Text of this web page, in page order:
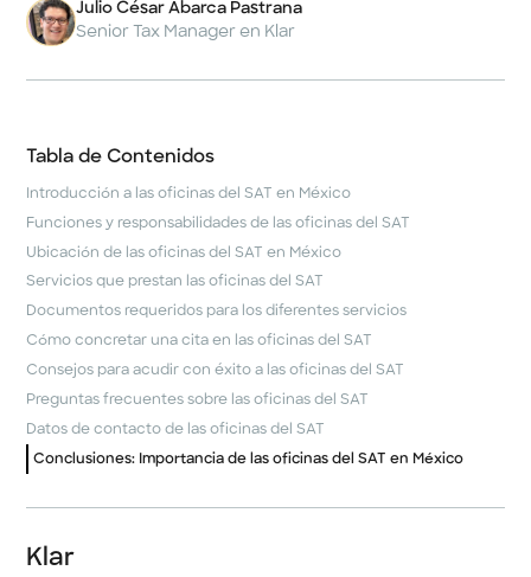
Julio César Abarca Pastrana
Senior Tax Manager en Klar
Tabla de Contenidos
Introducción a las oficinas del SAT en México
Funciones y responsabilidades de las oficinas del SAT
Ubicación de las oficinas del SAT en México
Servicios que prestan las oficinas del SAT
Documentos requeridos para los diferentes servicios
Cómo concretar una cita en las oficinas del SAT
Consejos para acudir con éxito a las oficinas del SAT
Preguntas frecuentes sobre las oficinas del SAT
Datos de contacto de las oficinas del SAT
Conclusiones: Importancia de las oficinas del SAT en México
Klar